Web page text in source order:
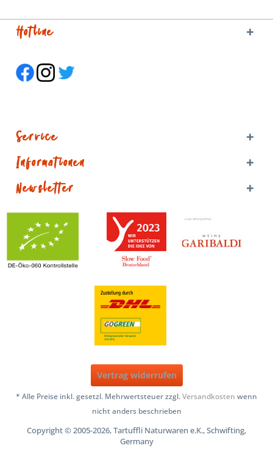
Hotline
Service
Informationen
Newsletter
Vertrag widerrufen
* Alle Preise inkl. gesetzl. Mehrwertsteuer zzgl.Versandkosten wenn
nicht anders beschrieben
Copyright © 2005-2026, Tartuffli Naturwaren e.K., Schwifting,
Germany